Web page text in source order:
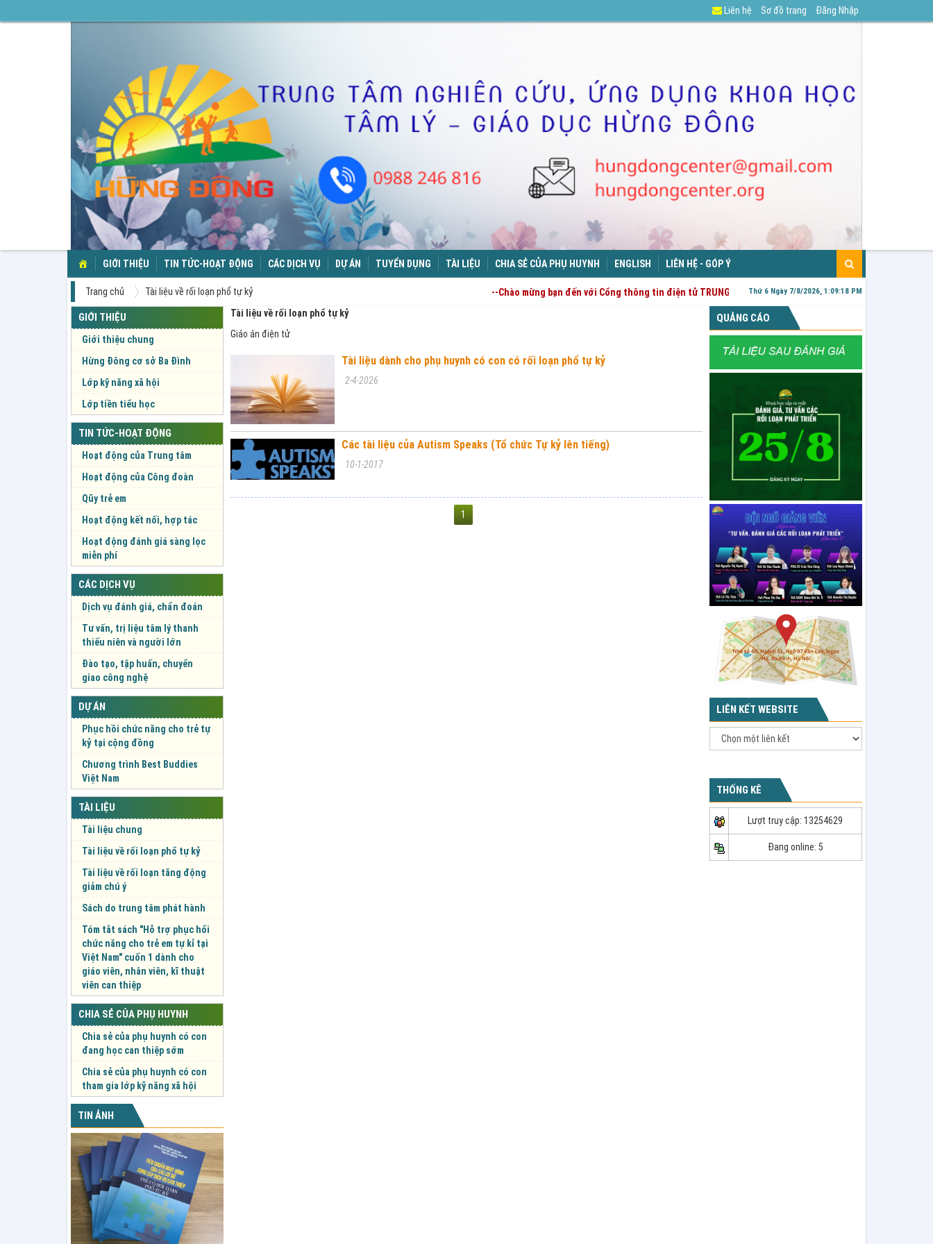
Liên hệ Sơ đồ trang Đăng Nhập
TRANG
CHỦ
GIỚI THIỆU TIN TỨC-HOẠT ĐỘNG CÁC DỊCH VỤ DỰ ÁN TUYỂN DỤNG TÀI LIỆU CHIA SẺ CỦA PHỤ HUYNH ENGLISH LIÊN HỆ - GÓP Ý
Trang chủ Tài liệu về rối loạn phổ tự kỷ --Chào mừng bạn đến với Cổng thông tin điện tử TRUNG TÂM NGHIÊN CỨU, ỨNG DỤNG KHOA HỌC TÂM LÝ –
Thứ 6 Ngày 7/8/2026, 1:09:18 PM
GIỚI THIỆU
Giới thiệu chung
Hừng Đông cơ sở Ba Đình
Lớp kỹ năng xã hội
Lớp tiền tiểu học
TIN TỨC-HOẠT ĐỘNG
Hoạt động của Trung tâm
Hoạt động của Công đoàn
Qũy trẻ em
Hoạt động kết nối, hợp tác
Hoạt động đánh giá sàng lọc
miễn phí
CÁC DỊCH VỤ
Dịch vụ đánh giá, chẩn đoán
Tư vấn, trị liệu tâm lý thanh
thiếu niên và người lớn
Đào tạo, tập huấn, chuyển
giao công nghệ
DỰ ÁN
Phục hồi chức năng cho trẻ tự
kỷ tại cộng đồng
Chương trình Best Buddies
Việt Nam
TÀI LIỆU
Tài liệu chung
Tài liệu về rối loạn phổ tự kỷ
Tài liệu về rối loạn tăng động
giảm chú ý
Sách do trung tâm phát hành
Tóm tắt sách "Hỗ trợ phục hổi
chức năng cho trẻ em tự kỉ tại
Việt Nam" cuốn 1 dành cho
giáo viên, nhân viên, kĩ thuật
viên can thiệp
CHIA SẺ CỦA PHỤ HUYNH
Chia sẻ của phụ huynh có con
đang học can thiệp sớm
Chia sẻ của phụ huynh có con
tham gia lớp kỹ năng xã hội
TIN ẢNH
Tài liệu về rối loạn phổ tự kỷ
Giáo án điện tử
Tài liệu dành cho phụ huynh có con có rối loạn phổ tự kỷ
2-4-2026
Các tài liệu của Autism Speaks (Tổ chức Tự kỷ lên tiếng)
10-1-2017
1
QUẢNG CÁO
LIÊN KẾT WEBSITE
THỐNG KÊ
Lượt truy cập: 13254629
Đang online: 5